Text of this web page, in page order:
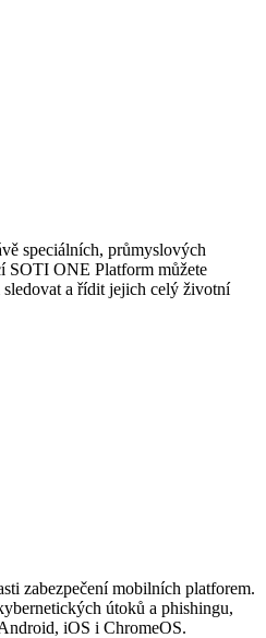
speciálních, průmyslových
SOTI ONE Platform můžete
sledovat a řídit jejich celý životní
zabezpečení mobilních platforem.
útoků a phishingu,
iOS i ChromeOS.